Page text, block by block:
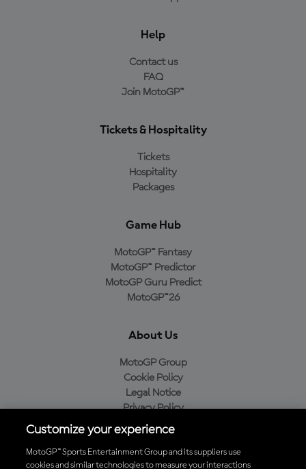
Help
Contact us
FAQ
Join MotoGP™
Tickets & Hospitality
Tickets
Hospitality
Packages
Game Hub
MotoGP™ Fantasy
MotoGP™ Predictor
MotoGP Guru Predict
MotoGP™26
About Us
MotoGP Group
Cookie Policy
Legal Notice
Privacy Policy
Purchase Policy
Customize your experience
MotoGP™ Sports Entertainment Group and its suppliers use
cookies and similar technologies to measure your interactions